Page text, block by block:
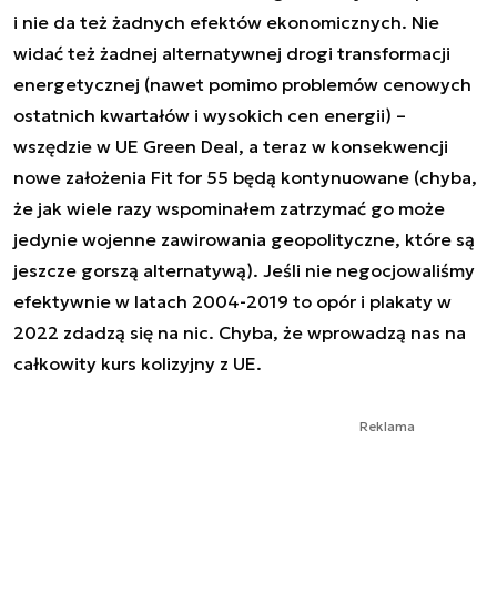
i nie da też żadnych efektów ekonomicznych. Nie
widać też żadnej alternatywnej drogi transformacji
energetycznej (nawet pomimo problemów cenowych
ostatnich kwartałów i wysokich cen energii) –
wszędzie w UE Green Deal, a teraz w konsekwencji
nowe założenia Fit for 55 będą kontynuowane (chyba,
że jak wiele razy wspominałem zatrzymać go może
jedynie wojenne zawirowania geopolityczne, które są
jeszcze gorszą alternatywą). Jeśli nie negocjowaliśmy
efektywnie w latach 2004-2019 to opór i plakaty w
2022 zdadzą się na nic. Chyba, że wprowadzą nas na
całkowity kurs kolizyjny z UE.
Reklama